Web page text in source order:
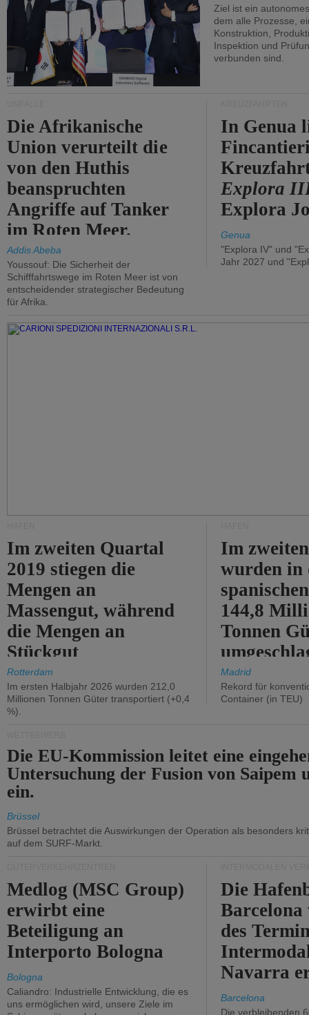
Ziel ist ein
dem alle Prozesse,
Konstruktion,
Inspektion und
verbunden sind.
Die Afrikanische
Union verurteilt die
von den Huthis
beanspruchten
Angriffe auf Tanker
im Roten Meer.
Addis Abeba
Youssouf: Die Sicherheit der
Schifffahrtswege im Roten Meer ist von
entscheidender strategischer Bedeutung
für Afrika.
In Genua
Explora
Explora
Genua
"Explora IV" und
Jahr 2027 und
Im zweiten Quartal
2019 stiegen die
Mengen an
Massengut, während
die Mengen an
Stückgut
zurückgingen.
Rotterdam
Im ersten Halbjahr 2026 wurden 212,0
Millionen Tonnen Güter transportiert (+0,4
%).
Im
wurden in
144,8
Tonnen
%).
Madrid
Rekord für
Container (in TEU)
Die EU-Kommission leitet eine
Untersuchung der Fusion von Saipem
ein.
Brüssel
Brüssel betrachtet die Auswirkungen der Operation als besonders
auf dem SURF-Markt.
Medlog (MSC Group)
erwirbt eine
Beteiligung an
Interporto Bologna
Bologna
Caliandro: Industrielle Entwicklung, die es
uns ermöglichen wird, unsere Ziele im
Die
des
Navarra
Barcelona
Die verbleibenden